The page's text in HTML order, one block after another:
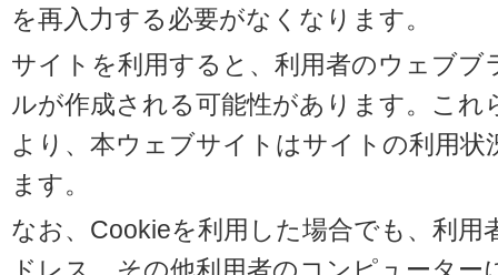
を再入力する必要がなくなります。
サイトを利用すると、利用者のウェブ
ルが作成される可能性があります。こ
より、本ウェブサイトはサイトの利用
ます。
なお、Cookieを利用した場合でも、利用